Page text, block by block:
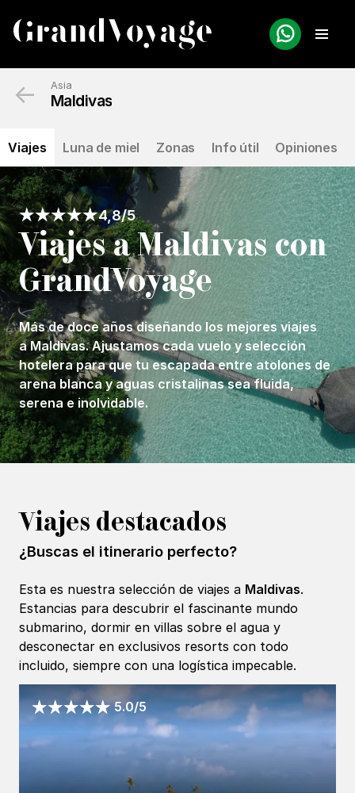
Asia
Maldivas
Viajes Luna de miel Zonas Info útil Opiniones
←
4,8/5
Viajes a Maldivas con
GrandVoyage
Más de doce años diseñando los mejores viajes
a Maldivas. Ajustamos cada vuelo y selección
hotelera para que tu escapada entre atolones de
arena blanca y aguas cristalinas sea fluida,
serena e inolvidable.
Viajes destacados
¿Buscas el itinerario perfecto?
Esta es nuestra selección de viajes a Maldivas.
Estancias para descubrir el fascinante mundo
submarino, dormir en villas sobre el agua y
desconectar en exclusivos resorts con todo
incluido, siempre con una logística impecable.
5.0/5